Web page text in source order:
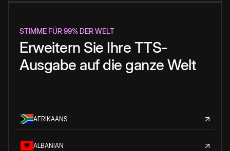
STIMME FÜR 99% DER WELT
Erweitern Sie Ihre TTS-
Ausgabe auf die ganze Welt
AFRIKAANS
ALBANIAN